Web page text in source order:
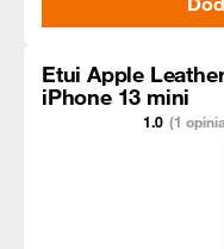
Etui Apple
iPhone 13 mini
1.0 (1